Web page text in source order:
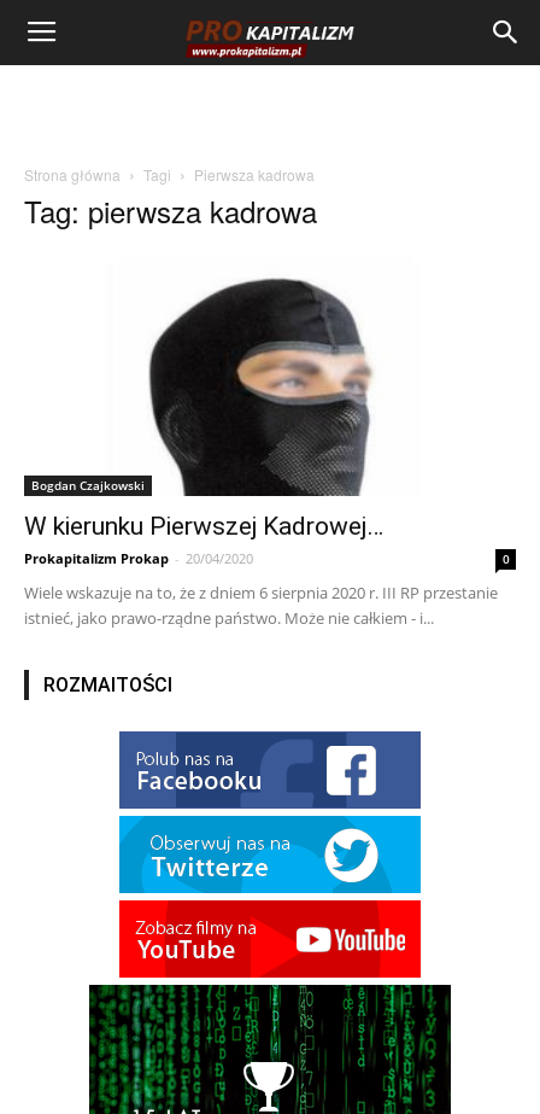
Strona główna Tagi Pierwsza kadrowa
Tag: pierwsza kadrowa
Bogdan Czajkowski
W kierunku Pierwszej Kadrowej…
Prokapitalizm Prokap - 20/04/2020 0
Wiele wskazuje na to, że z dniem 6 sierpnia 2020 r. III RP przestanie
istnieć, jako prawo-rządne państwo. Może nie całkiem - i...
ROZMAITOŚCI